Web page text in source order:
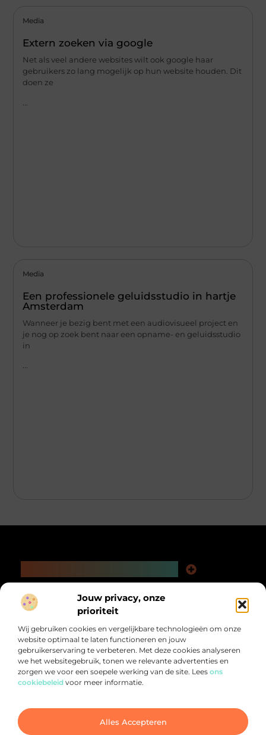
Jouw privacy, onze
prioriteit
Wij gebruiken cookies en vergelijkbare technologieën om onze
website optimaal te laten functioneren en jouw
gebruikerservaring te verbeteren. Met deze cookies analyseren
we het websitegebruik, tonen we relevante advertenties en
zorgen we voor een soepele werking van de site. Lees ons
cookiebeleid voor meer informatie.
Alles Accepteren
Media
Extern zoeken via google
Net als veel andere websites wilt ook google haar
gebruikers zo lang mogelijk op hun website houden. Dit
doen ze
Media
Een professionele geluidsstudio in hartje
Amsterdam
Wanneer je bezig bent met een audiovisueel project en
je nog op zoek bent naar een opname- en geluidsstudio
in
...
@2025 All Right Reserved.
Design by
Bericht categorie